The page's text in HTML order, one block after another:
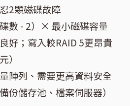
2顆磁碟故障
碟數 - 2）× 最小磁碟容量
好；寫入較RAID 5更昂貴
）
陣列、需要更高資料安全
份儲存池、檔案伺服器）